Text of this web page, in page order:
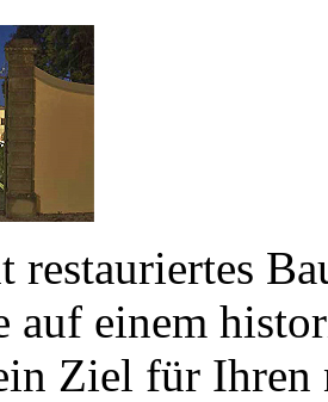
restauriertes
auf einem
Ziel für Ihren